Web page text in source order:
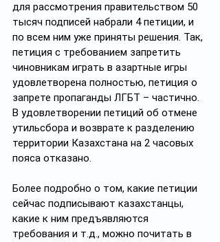
для рассмотрения правительством 50
тысяч подписей набрали 4 петиции, и
по всем ним уже приняты решения. Так,
петиция с требованием запретить
чиновникам играть в азартные игры
удовлетворена полностью, петиция о
запрете пропаганды ЛГБТ – частично.
В удовлетворении петиций об отмене
утильсбора и возврате к разделению
территории Казахстана на 2 часовых
пояса отказано.
Более подробно о том, какие петиции
сейчас подписывают казахстанцы,
какие к ним предъявляются
требования и т.д., можно почитать в